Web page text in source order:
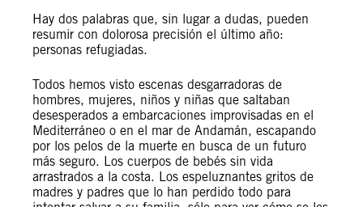
Hay dos palabras que, sin lugar a dudas, pueden
resumir con dolorosa precisión el último año:
personas refugiadas.
Todos hemos visto escenas desgarradoras de
hombres, mujeres, niños y niñas que saltaban
desesperados a embarcaciones improvisadas en el
Mediterráneo o en el mar de Andamán, escapando
por los pelos de la muerte en busca de un futuro
más seguro. Los cuerpos de bebés sin vida
arrastrados a la costa. Los espeluznantes gritos de
madres y padres que lo han perdido todo para